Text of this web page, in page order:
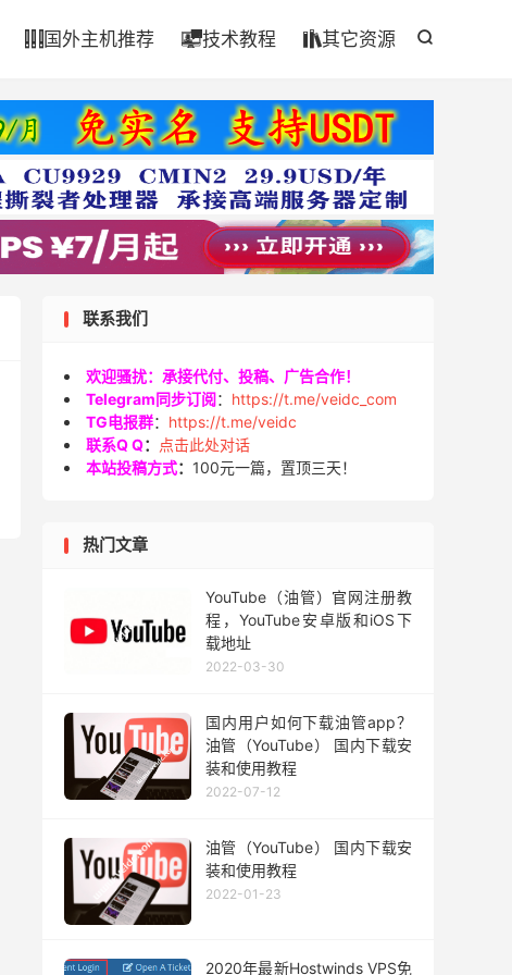

 国外主机推荐 技术教程 其它资源
联系我们
欢迎骚扰：承接代付、投稿、广告合作！
Telegram同步订阅： https://t.me/veidc_com
TG电报群： https://t.me/veidc
联系Q Q：
点击此处对话
本站投稿方式： 100元一篇，置顶三天！
热门文章
YouTube（油管）官网注册教
程，YouTube安卓版和iOS下
载地址
2022-03-30
国内用户如何下载油管app？
油管（YouTube） 国内下载安
装和使用教程
2022-07-12
油管（YouTube） 国内下载安
装和使用教程
2022-01-23
2020年最新Hostwinds VPS免